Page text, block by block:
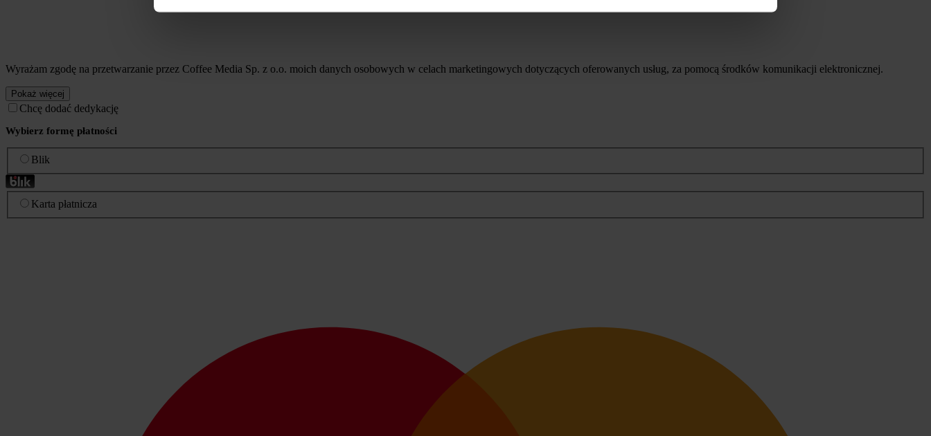
Wyrażam zgodę na przetwarzanie przez Coffee Media Sp. z o.o. moich danych osobowych w celach marketingowych dotyczących oferowanych usług, za pomocą środków komunikacji elektronicznej.
Pokaż więcej
Chcę dodać dedykację
Wybierz formę płatności
Blik
Karta płatnicza